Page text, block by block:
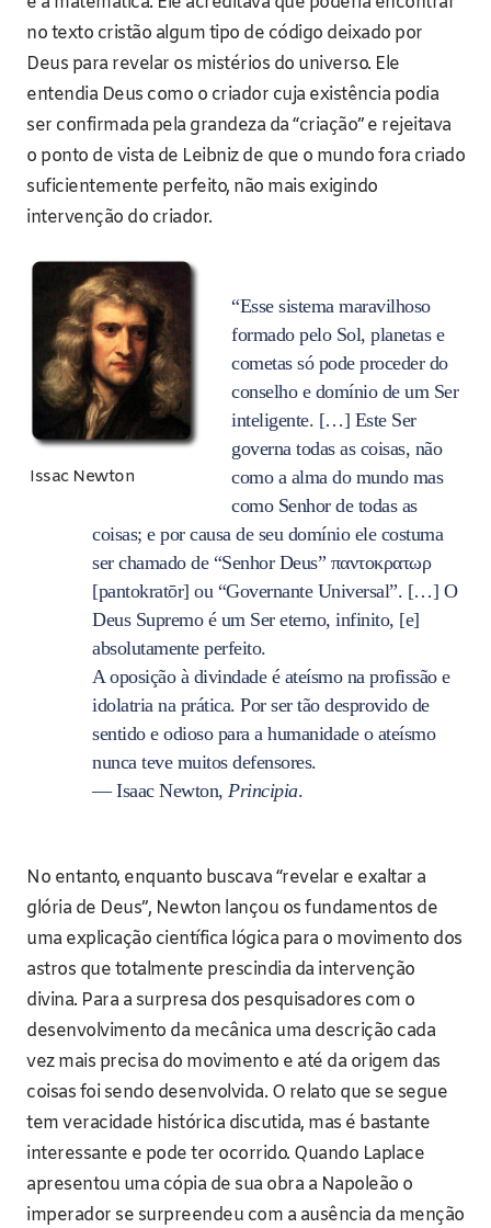
no texto cristão algum tipo de código deixado por
Deus para revelar os mistérios do universo. Ele
entendia Deus como o criador cuja existência podia
ser confirmada pela grandeza da “criação” e rejeitava
o ponto de vista de Leibniz de que o mundo fora criado
suficientemente perfeito, não mais exigindo
intervenção do criador.
Issac Newton
“Esse sistema maravilhoso
formado pelo Sol, planetas e
cometas só pode proceder do
conselho e domínio de um Ser
inteligente. […] Este Ser
governa todas as coisas, não
como a alma do mundo mas
como Senhor de todas as
coisas; e por causa de seu domínio ele costuma
ser chamado de “Senhor Deus” παντοκρατωρ
[pantokratōr] ou “Governante Universal”. […] O
Deus Supremo é um Ser eterno, infinito, [e]
absolutamente perfeito.
A oposição à divindade é ateísmo na profissão e
idolatria na prática. Por ser tão desprovido de
sentido e odioso para a humanidade o ateísmo
nunca teve muitos defensores.
— Isaac Newton, Principia.
No entanto, enquanto buscava “revelar e exaltar a
glória de Deus”, Newton lançou os fundamentos de
uma explicação científica lógica para o movimento dos
astros que totalmente prescindia da intervenção
divina. Para a surpresa dos pesquisadores com o
desenvolvimento da mecânica uma descrição cada
vez mais precisa do movimento e até da origem das
coisas foi sendo desenvolvida. O relato que se segue
tem veracidade histórica discutida, mas é bastante
interessante e pode ter ocorrido. Quando Laplace
apresentou uma cópia de sua obra a Napoleão o
imperador se surpreendeu com a ausência da menção